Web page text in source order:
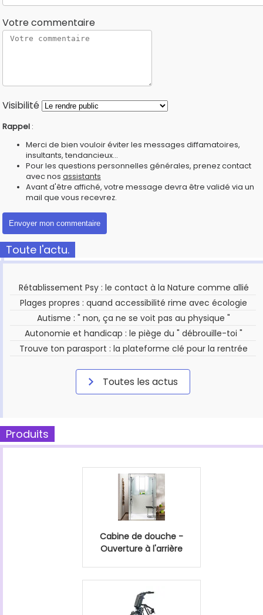
Votre commentaire
Visibilité
Rappel :
Merci de bien vouloir éviter les messages diffamatoires,
insultants, tendancieux...
Pour les questions personnelles générales, prenez contact
avec nos assistants
Avant d'être affiché, votre message devra être validé via un
mail que vous recevrez.
Toute l'actu.
Rétablissement Psy : le contact à la Nature comme allié
Plages propres : quand accessibilité rime avec écologie
Autisme : " non, ça ne se voit pas au physique "
Autonomie et handicap : le piège du " débrouille-toi "
Trouve ton parasport : la plateforme clé pour la rentrée
Toutes les actus
Produits
Cabine de douche -
Ouverture à l'arrière